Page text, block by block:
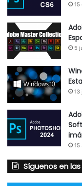
15
5
13
15
Síguenos en las